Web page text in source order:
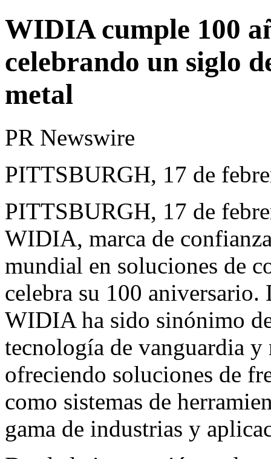
WIDIA cumple 100
celebrando un siglo
metal
PR Newswire
PITTSBURGH, 17 de
PITTSBURGH, 17 de
WIDIA, marca de
mundial en soluciones de
celebra su 100
WIDIA ha sido sinónimo
tecnología de vanguardia
ofreciendo soluciones de
como sistemas de
gama de industrias y